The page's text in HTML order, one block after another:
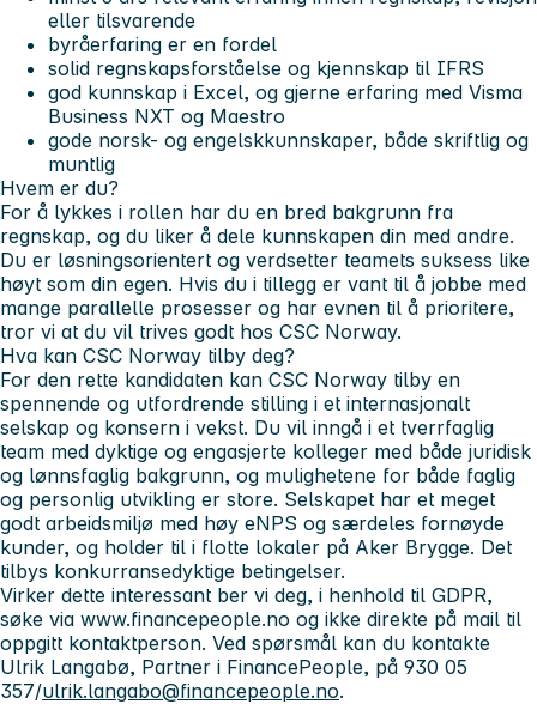
eller tilsvarende
byråerfaring er en fordel
solid regnskapsforståelse og kjennskap til IFRS
god kunnskap i Excel, og gjerne erfaring med Visma
Business NXT og Maestro
gode norsk- og engelskkunnskaper, både skriftlig og
muntlig
Hvem er du?
For å lykkes i rollen har du en bred bakgrunn fra
regnskap, og du liker å dele kunnskapen din med andre.
Du er løsningsorientert og verdsetter teamets suksess like
høyt som din egen. Hvis du i tillegg er vant til å jobbe med
mange parallelle prosesser og har evnen til å prioritere,
tror vi at du vil trives godt hos CSC Norway.
Hva kan CSC Norway tilby deg?
For den rette kandidaten kan CSC Norway tilby en
spennende og utfordrende stilling i et internasjonalt
selskap og konsern i vekst. Du vil inngå i et tverrfaglig
team med dyktige og engasjerte kolleger med både juridisk
og lønnsfaglig bakgrunn, og mulighetene for både faglig
og personlig utvikling er store. Selskapet har et meget
godt arbeidsmiljø med høy eNPS og særdeles fornøyde
kunder, og holder til i flotte lokaler på Aker Brygge. Det
tilbys konkurransedyktige betingelser.
Virker dette interessant ber vi deg, i henhold til GDPR,
søke via www.financepeople.no og ikke direkte på mail til
oppgitt kontaktperson. Ved spørsmål kan du kontakte
Ulrik Langabø, Partner i FinancePeople, på 930 05
357/ulrik.langabo@financepeople.no.